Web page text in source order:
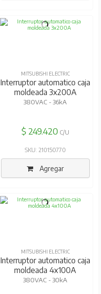
MITSUBISHI ELECTRIC
Interruptor automatico caja
moldeada 3x200A
380VAC - 36kA
$ 249.420C/U
SKU: 210150770
Agregar
MITSUBISHI ELECTRIC
Interruptor automatico caja
moldeada 4x100A
380VAC - 30kA